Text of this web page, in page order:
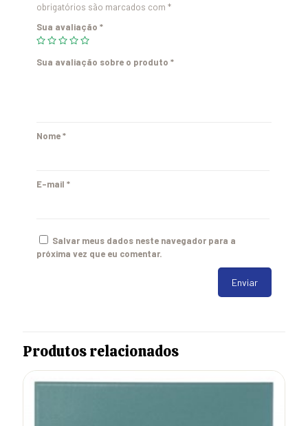
obrigatórios são marcados com *
Sua avaliação *
Sua avaliação sobre o produto *
Nome*
E-mail *
Salvar meus dados neste navegador para a
próxima vez que eu comentar.
Produtos relacionados